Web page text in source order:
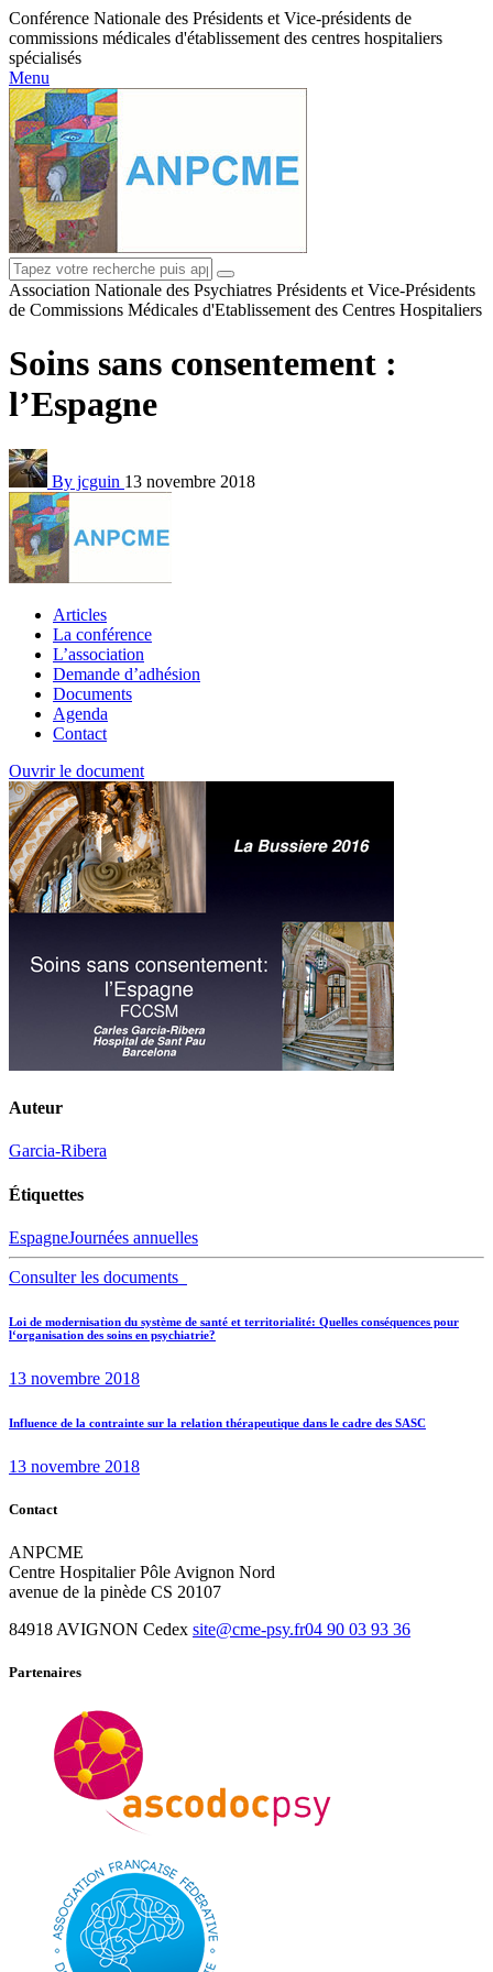
Conférence Nationale des Présidents et Vice-présidents de
commissions médicales d'établissement des centres hospitaliers
spécialisés
Menu
Association Nationale des Psychiatres Présidents et Vice-Présidents
de Commissions Médicales d'Etablissement des Centres Hospitaliers
Soins sans consentement :
l’Espagne
By jcguin 13 novembre 2018
Articles
La conférence
L’association
Demande d’adhésion
Documents
Agenda
Contact
Ouvrir le document
Auteur
Garcia-Ribera
Étiquettes
EspagneJournées annuelles
Consulter les documents
Navigation
l’article
Previous
post:
Loi de modernisation du système de santé et territorialité: Quelles conséquences pour
l‘organisation des soins en psychiatrie?
13 novembre 2018
Next
Influence de la contrainte sur la relation thérapeutique dans le cadre des SASC
13 novembre 2018
Contact
ANPCME
Centre Hospitalier Pôle Avignon Nord
avenue de la pinède CS 20107
84918 AVIGNON Cedex site@cme-psy.fr04 90 03 93 36
Partenaires